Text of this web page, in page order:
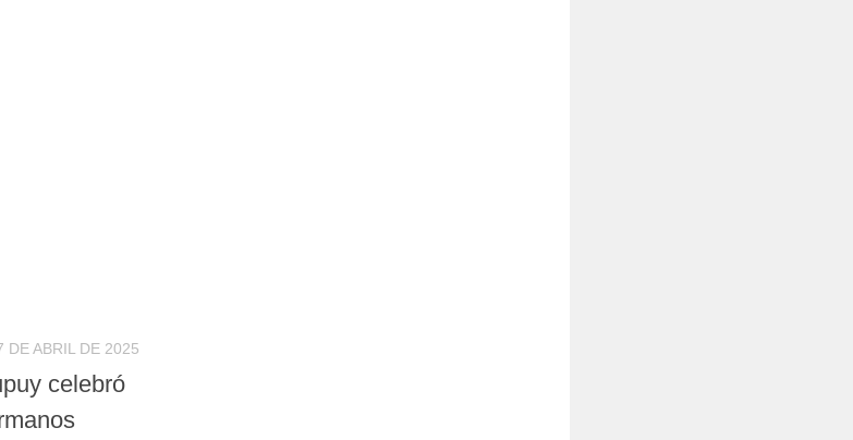
DE ABRIL DE 2025
celebró